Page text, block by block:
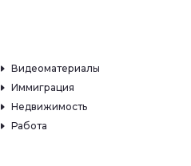
Видеоматериалы
Иммиграция
Недвижимость
Работа